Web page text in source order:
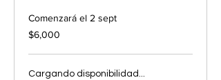
Comenzará el 2 sept
6,000
pesos
$6,000
Cargando disponibilidad...